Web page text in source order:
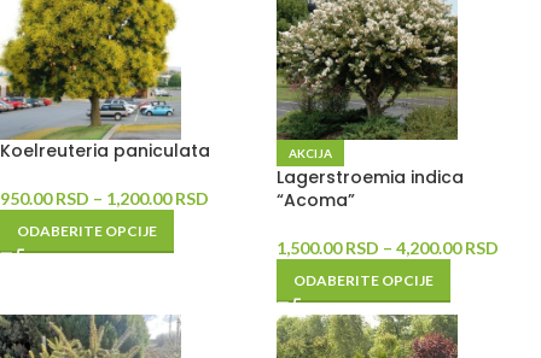
Koelreuteria paniculata
950.00RSD – 1,200.00RSD
ODABERITE OPCIJE
AKCIJA
Lagerstroemia indica
“Acoma”
1,500.00RSD – 4,200.00RSD
ODABERITE OPCIJE